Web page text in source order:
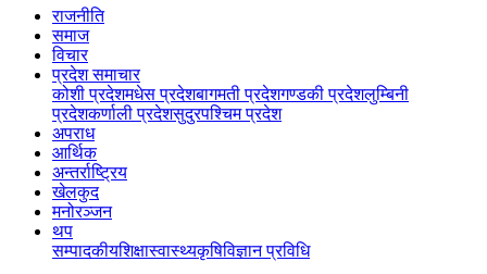
राजनीति
समाज
विचार
प्रदेश समाचार
कोशी प्रदेशमधेस प्रदेशबागमती प्रदेशगण्डकी प्रदेशलुम्बिनी
प्रदेशकर्णाली प्रदेशसुदुरपश्चिम प्रदेश
अपराध
आर्थिक
अन्तर्राष्ट्रिय
खेलकुद
मनोरञ्जन
थप
सम्पादकीयशिक्षास्वास्थ्यकृषिविज्ञान प्रविधि